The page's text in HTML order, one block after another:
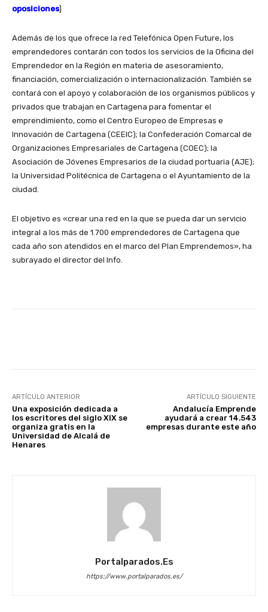
oposiciones]
Además de los que ofrece la red Telefónica Open Future, los
emprendedores contarán con todos los servicios de la Oficina del
Emprendedor en la Región en materia de asesoramiento,
financiación, comercialización o internacionalización. También se
contará con el apoyo y colaboración de los organismos públicos y
privados que trabajan en Cartagena para fomentar el
emprendimiento, como el Centro Europeo de Empresas e
Innovación de Cartagena (CEEIC); la Confederación Comarcal de
Organizaciones Empresariales de Cartagena (COEC); la
Asociación de Jóvenes Empresarios de la ciudad portuaria (AJE);
la Universidad Politécnica de Cartagena o el Ayuntamiento de la
ciudad.
El objetivo es «crear una red en la que se pueda dar un servicio
integral a los más de 1.700 emprendedores de Cartagena que
cada año son atendidos en el marco del Plan Emprendemos», ha
subrayado el director del Info.
ARTÍCULO ANTERIOR
Una exposición dedicada a
los escritores del siglo XIX se
organiza gratis en la
Universidad de Alcalá de
Henares
ARTÍCULO SIGUIENTE
Andalucía Emprende
ayudará a crear 14.543
empresas durante este año
Portalparados.es
https://www.portalparados.es/